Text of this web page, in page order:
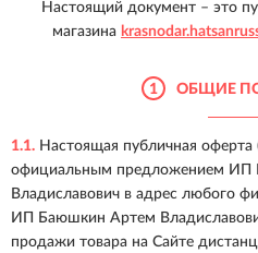
Настоящий документ – это
магазина
1 ОБЩИЕ
1.1. Настоящая публичная оферта
официальным предложением ИП
Владиславович в адрес любого
ИП Баюшкин Артем
продажи товара на Сайте